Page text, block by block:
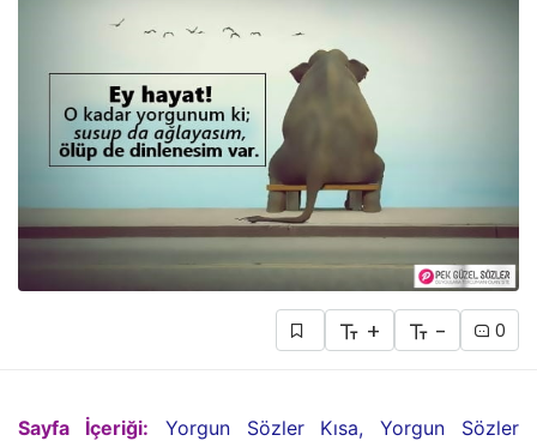
+ - 0
Sayfa İçeriği:
Yorgun Sözler Kısa, Yorgun Sözler